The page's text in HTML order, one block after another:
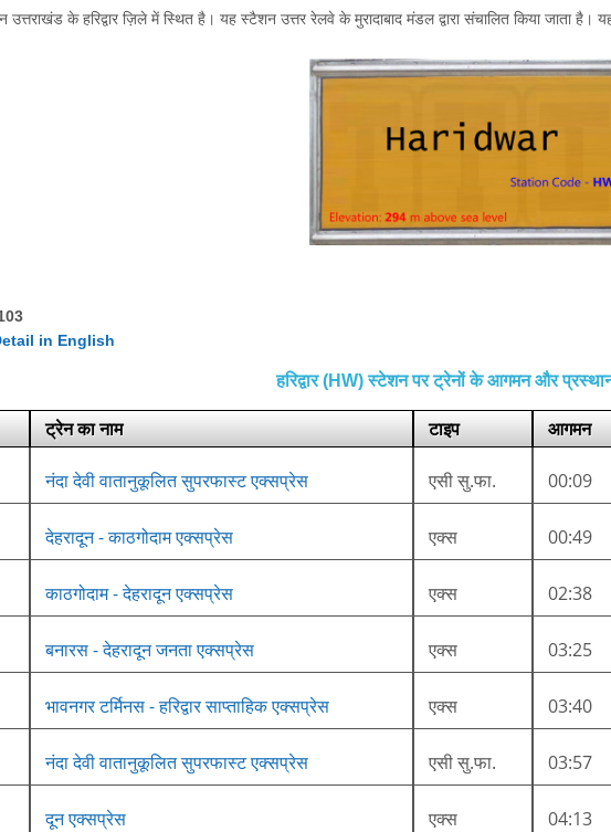
उत्तराखंड के हरिद्वार ज़िले में स्थित है। यह स्टैशन उत्तर रेलवे के मुरादाबाद मंडल द्वारा संचालित किया जाता
in English
हरिद्वार (HW) स्टेशन पर ट्रेनों के आगमन और
ट्रेन का नाम टाइप आगमन
नंदा देवी वातानुकूलित सुपरफास्ट एक्सप्रेस एसी सु.फा. 00:09
देहरादून - काठगोदाम एक्सप्रेस एक्स 00:49
काठगोदाम - देहरादून एक्सप्रेस एक्स 02:38
बनारस - देहरादून जनता एक्सप्रेस एक्स 03:25
भावनगर टर्मिनस - हरिद्वार साप्ताहिक एक्सप्रेस एक्स 03:40
नंदा देवी वातानुकूलित सुपरफास्ट एक्सप्रेस एसी सु.फा. 03:57
दून एक्सप्रेस एक्स 04:13